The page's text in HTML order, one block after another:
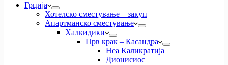
Грција
Хотелско сместување – закуп
Апартманско сместување
Халкидики
Прв крак – Касандра
Неа Каликратија
Дионисиос